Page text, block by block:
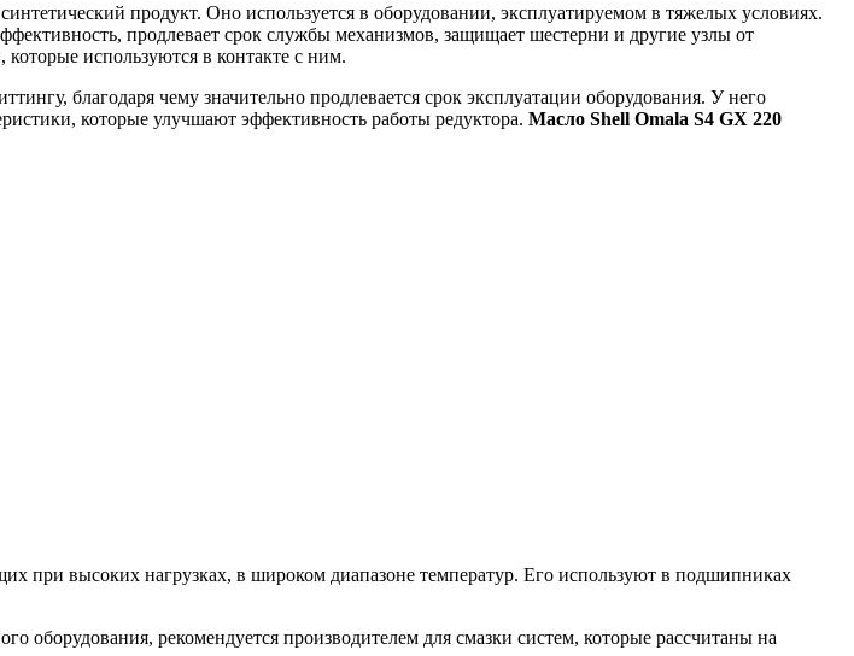
продукт. Оно используется в оборудовании, эксплуатируемом в тяжелых условиях.
продлевает срок службы механизмов, защищает шестерни и другие узлы от
используются в контакте с ним.
благодаря чему значительно продлевается срок эксплуатации оборудования. У него
которые улучшают эффективность работы редуктора. Масло Shell Omala S4 GX 220
при высоких нагрузках, в широком диапазоне температур. Его используют в подшипниках
оборудования, рекомендуется производителем для смазки систем, которые рассчитаны на